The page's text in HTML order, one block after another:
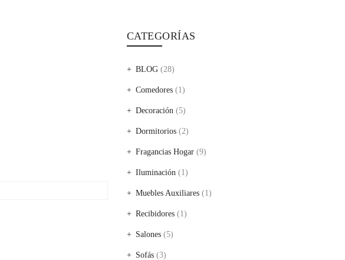
CATEGORÍAS
BLOG(28)
Comedores(1)
Decoración(5)
Dormitorios(2)
Fragancias Hogar(9)
Iluminación(1)
Muebles Auxiliares(1)
Recibidores(1)
Salones(5)
Sofás(3)